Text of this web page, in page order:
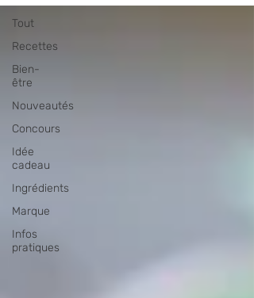
Tout
Recettes
Bien-
être
Nouveautés
Concours
Idée
cadeau
Ingrédients
Marque
Infos
pratiques